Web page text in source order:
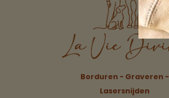
Borduren - Graveren -
Lasersnijden